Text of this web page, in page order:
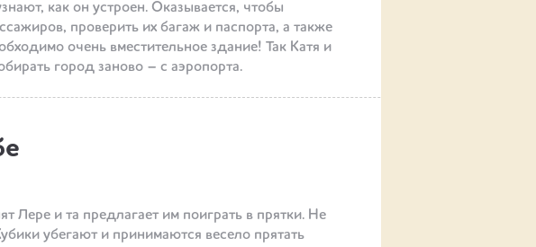
как он устроен. Оказывается, чтобы
проверить их багаж и паспорта, а также
очень вместительное здание! Так Катя и
город заново – с аэропорта.
Лере и та предлагает им поиграть в прятки. Не
убегают и принимаются весело прятать